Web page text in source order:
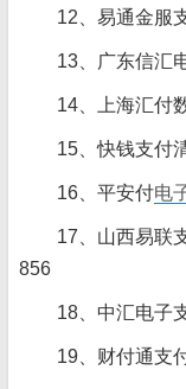
12、易通金服
13、广东信汇
14、上海汇付
15、快钱支付
16、平安付电
17、山西易联
856
18、中汇电子
19、财付通支